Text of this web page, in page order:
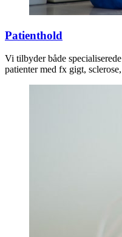
Patienthold
Vi tilbyder både
patienter med fx gigt,